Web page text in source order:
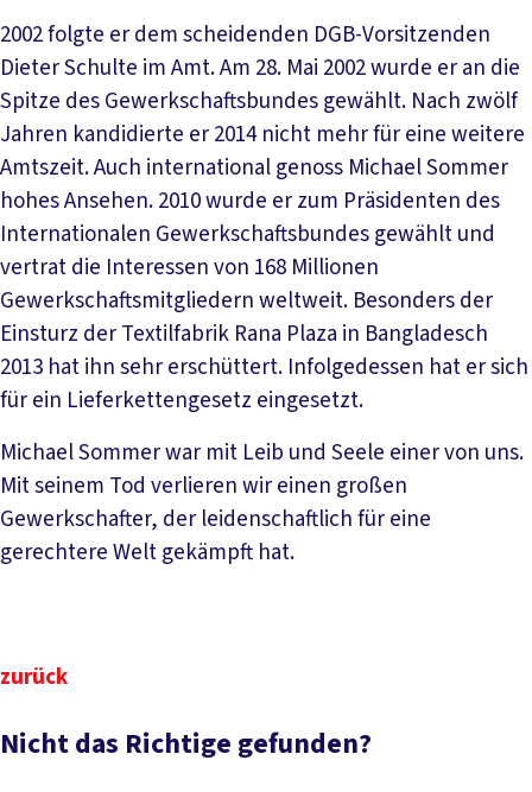
2002 folgte er dem scheidenden DGB-Vorsitzenden
Dieter Schulte im Amt. Am 28. Mai 2002 wurde er an die
Spitze des Gewerkschaftsbundes gewählt. Nach zwölf
Jahren kandidierte er 2014 nicht mehr für eine weitere
Amtszeit. Auch international genoss Michael Sommer
hohes Ansehen. 2010 wurde er zum Präsidenten des
Internationalen Gewerkschaftsbundes gewählt und
vertrat die Interessen von 168 Millionen
Gewerkschaftsmitgliedern weltweit. Besonders der
Einsturz der Textilfabrik Rana Plaza in Bangladesch
2013 hat ihn sehr erschüttert. Infolgedessen hat er sich
für ein Lieferkettengesetz eingesetzt.
Michael Sommer war mit Leib und Seele einer von uns.
Mit seinem Tod verlieren wir einen großen
Gewerkschafter, der leidenschaftlich für eine
gerechtere Welt gekämpft hat.
zurück
Nicht das Richtige gefunden?